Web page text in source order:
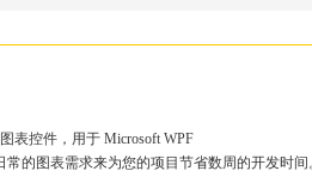
表控件，用于 Microsoft WPF
常的图表需求来为您的项目节省数周的开发时